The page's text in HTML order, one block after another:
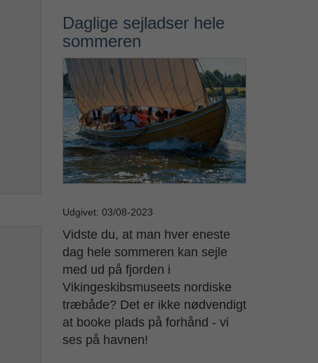
Daglige sejladser hele
sommeren
Udgivet: 03/08-2023
Vidste du, at man hver eneste
dag hele sommeren kan sejle
med ud på fjorden i
Vikingeskibsmuseets nordiske
træbåde? Det er ikke nødvendigt
at booke plads på forhånd - vi
ses på havnen!